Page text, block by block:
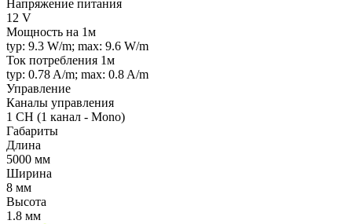
Напряжение питания
12 V
Мощность на 1м
typ: 9.3 W/m; max: 9.6 W/m
Ток потребления 1м
typ: 0.78 A/m; max: 0.8 A/m
Управление
Каналы управления
1 CH (1 канал - Mono)
Габариты
Длина
5000 мм
Ширина
8 мм
Высота
1.8 мм